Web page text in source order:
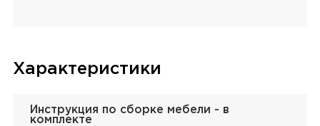
Характеристики
Инструкция по сборке мебели - в
комплекте